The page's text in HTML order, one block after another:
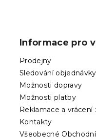
Informace pro
Prodejny
Sledování objednávky
Možnosti dopravy
Možnosti platby
Reklamace a vrácení
Kontakty
Všeobecné